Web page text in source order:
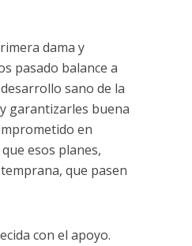
dama y
pasado balance a
sano de la
garantizarles buena
en
esos planes,
que pasen
con el apoyo.